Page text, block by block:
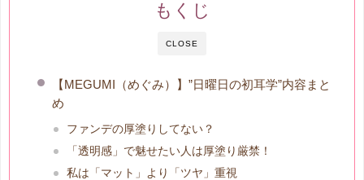
CLOSE
もくじ
【MEGUMI（めぐみ）】”日曜日の初耳学”内容まと
め
ファンデの厚塗りしてない？
「透明感」で魅せたい人は厚塗り厳禁！
私は「マット」より「ツヤ」重視